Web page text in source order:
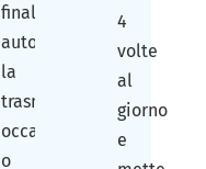
finale
autorizza
la
trasmissione
occasionale
o
4
volte
al
giorno
e